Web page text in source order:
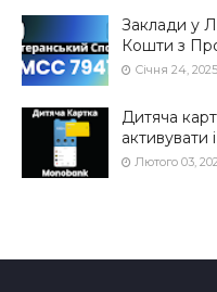
Заклади у
Кошти з
Січня 24, 2025
Дитяча
активувати
Лютого 03,